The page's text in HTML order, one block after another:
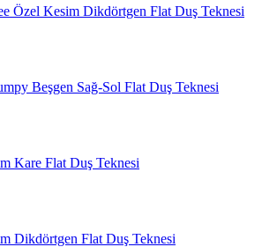
Özel Kesim Dikdörtgen Flat Duş Teknesi
Beşgen Sağ-Sol Flat Duş Teknesi
Kare Flat Duş Teknesi
Dikdörtgen Flat Duş Teknesi